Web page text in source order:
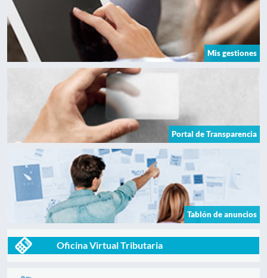
Mis gestiones
Portal de Transparencia
Tablón de anuncios
Oficina Virtual Tributaria